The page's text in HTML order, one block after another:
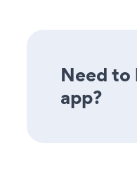
Need to
app?